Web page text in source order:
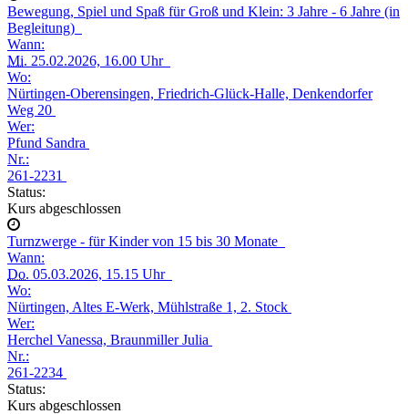
Bewegung, Spiel und Spaß für Groß und Klein: 3 Jahre - 6 Jahre (in
Begleitung)
Wann:
Mi. 25.02.2026, 16.00 Uhr
Wo:
Nürtingen-Oberensingen, Friedrich-Glück-Halle, Denkendorfer
Weg 20
Wer:
Pfund Sandra
Nr.:
261-2231
Status:
Kurs abgeschlossen
Turnzwerge - für Kinder von 15 bis 30 Monate
Wann:
Do. 05.03.2026, 15.15 Uhr
Wo:
Nürtingen, Altes E-Werk, Mühlstraße 1, 2. Stock
Wer:
Herchel Vanessa, Braunmiller Julia
Nr.:
261-2234
Status:
Kurs abgeschlossen